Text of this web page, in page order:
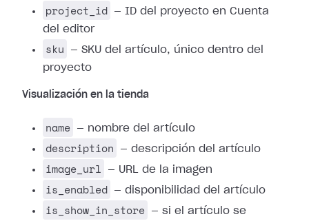
project_id
— ID del proyecto en Cuenta
del editor
sku
— SKU del artículo, único dentro del
proyecto
Visualización en la tienda
name — nombre del artículo
description — descripción del artículo
image_url — URL de la imagen
is_enabled — disponibilidad del artículo
is_show_in_store
— si el artículo se